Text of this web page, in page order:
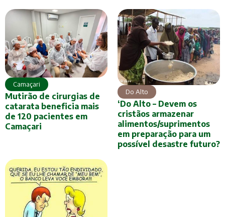
Camaçari
Mutirão de cirurgias de
catarata beneficia mais
de 120 pacientes em
Camaçari
Do Alto
‘Do Alto – Devem os
cristãos armazenar
alimentos/suprimentos
em preparação para um
possível desastre futuro?